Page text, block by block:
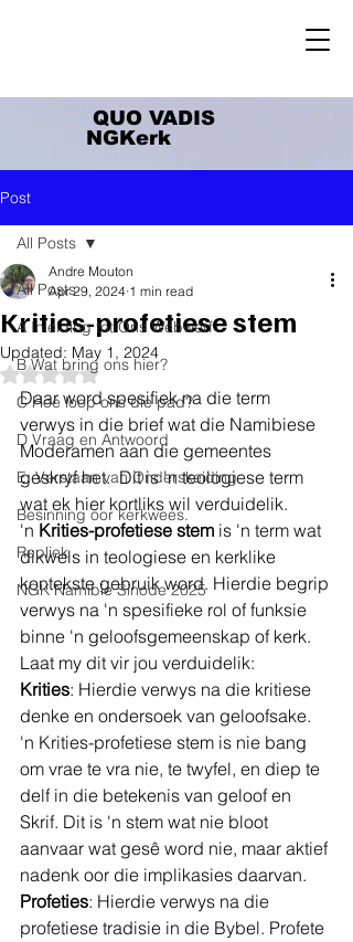
QUO VADIS
NGKerk
Post
All Posts
A Inleiding tot Ons Webwerf
B Wat bring ons hier?
C Hoe loop ons die pad?
D Vraag en Antwoord
E. Verstaan van Onderskeiding
Besinning oor kerkwees.
Repliek
NGK Namibie Sinode 2025
All Posts
Krities-profetiese stem
Andre Mouton
Apr 29, 2024 1 min read
Updated: May 1, 2024
Rated NaN out of 5 stars.
Daar word spesifiek na die term
verwys in die brief wat die Namibiese
Moderamen aan die gemeentes
geskryf het.  Dit is 'n teologiese term
wat ek hier kortliks wil verduidelik.
'n Krities-profetiese stem is 'n term wat
dikwels in teologiese en kerklike
kontekste gebruik word. Hierdie begrip
verwys na 'n spesifieke rol of funksie
binne 'n geloofsgemeenskap of kerk.
Laat my dit vir jou verduidelik:
Krities: Hierdie verwys na die kritiese
denke en ondersoek van geloofsake.
'n Krities-profetiese stem is nie bang
om vrae te vra nie, te twyfel, en diep te
delf in die betekenis van geloof en
Skrif. Dit is 'n stem wat nie bloot
aanvaar wat gesê word nie, maar aktief
nadenk oor die implikasies daarvan.
Profeties: Hierdie verwys na die
profetiese tradisie in die Bybel. Profete